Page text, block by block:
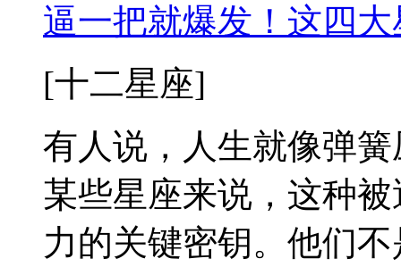
逼一把就爆发！这四
[十二星座]
有人说，人生就像弹
某些星座来说，这种
力的关键密钥。他们